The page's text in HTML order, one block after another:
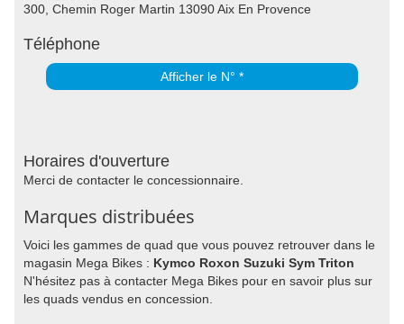
300, Chemin Roger Martin 13090 Aix En Provence
Téléphone
Afficher le N° *
Horaires d'ouverture
Merci de contacter le concessionnaire.
Marques distribuées
Voici les gammes de quad que vous pouvez retrouver dans le
magasin Mega Bikes : Kymco Roxon Suzuki Sym Triton
N'hésitez pas à contacter Mega Bikes pour en savoir plus sur
les quads vendus en concession.